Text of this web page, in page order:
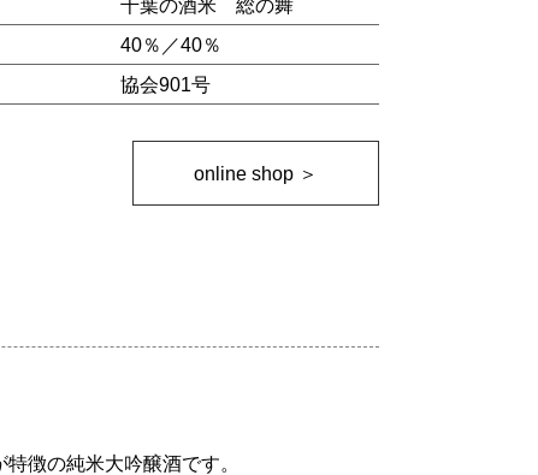
千葉の酒米 総の舞
40％／40％
協会901号
online shop ＞
徴の純米大吟醸酒です。